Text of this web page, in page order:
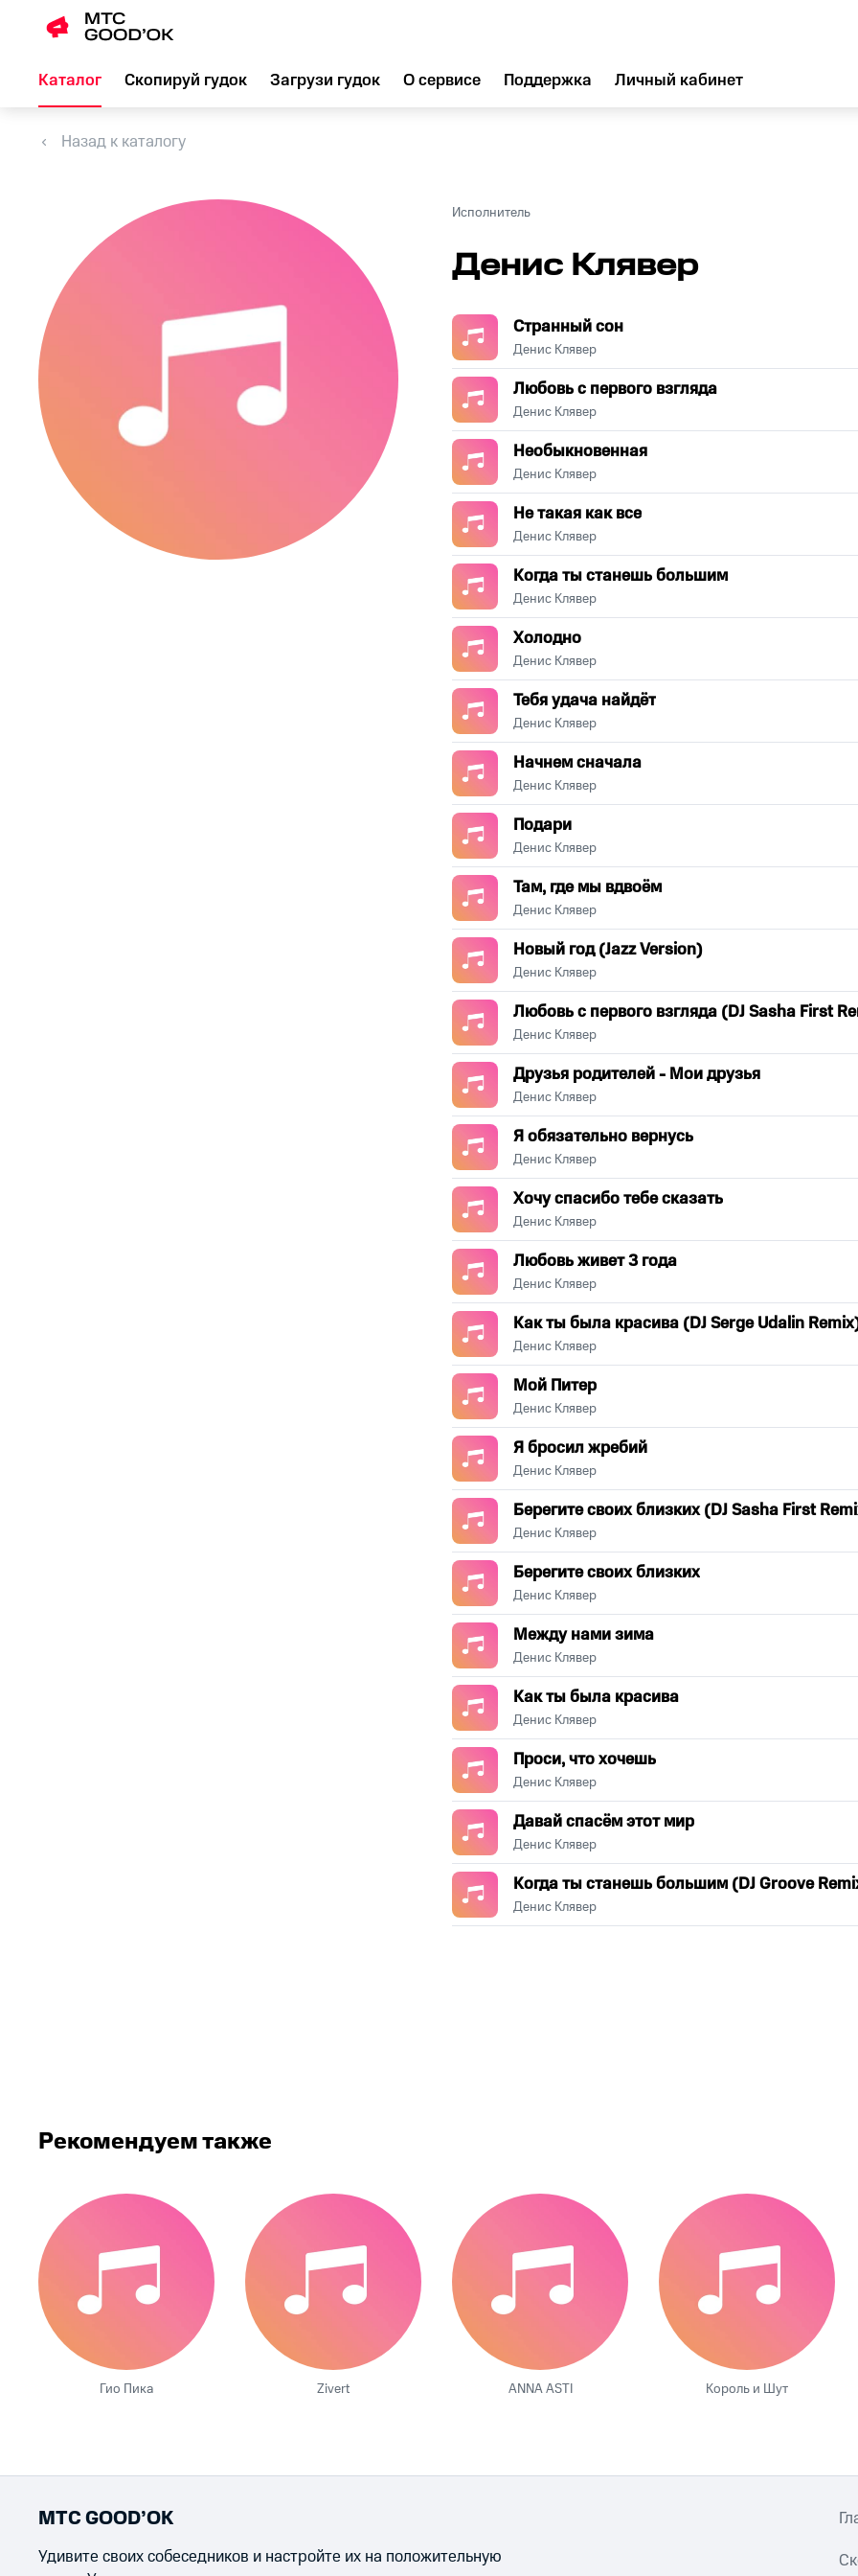
Каталог Скопируй гудок Загрузи гудок О сервисе Поддержка Личный кабинет
Назад к каталогу
Исполнитель
Денис Клявер
Странный сон
Денис Клявер
Любовь с первого взгляда
Денис Клявер
Необыкновенная
Денис Клявер
Не такая как все
Денис Клявер
Когда ты станешь большим
Денис Клявер
Холодно
Денис Клявер
Тебя удача найдёт
Денис Клявер
Начнем сначала
Денис Клявер
Подари
Денис Клявер
Там, где мы вдвоём
Денис Клявер
Новый год (Jazz Version)
Денис Клявер
Любовь с первого взгляда (DJ Sasha First
Денис Клявер
Друзья родителей - Мои друзья
Денис Клявер
Я обязательно вернусь
Денис Клявер
Хочу спасибо тебе сказать
Денис Клявер
Любовь живет 3 года
Денис Клявер
Как ты была красива (DJ Serge Udalin
Денис Клявер
Мой Питер
Денис Клявер
Я бросил жребий
Денис Клявер
Берегите своих близких (DJ Sasha First
Денис Клявер
Берегите своих близких
Денис Клявер
Между нами зима
Денис Клявер
Как ты была красива
Денис Клявер
Проси, что хочешь
Денис Клявер
Давай спасём этот мир
Денис Клявер
Когда ты станешь большим (DJ Groove
Денис Клявер
Рекомендуем также
Гио Пика Zivert ANNA ASTI Король и Шут
МТС GOOD’OK
Удивите своих собеседников и настройте их на положительную